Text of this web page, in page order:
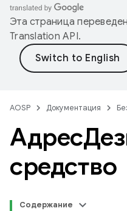
Эта страница
Translation API.
AOSP Документация
средство
Содержание